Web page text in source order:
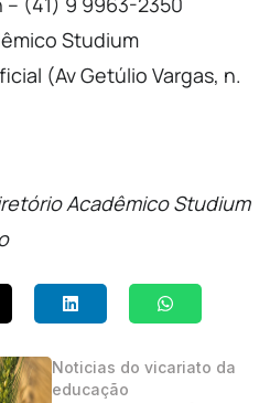
Studium
(Av Getúlio Vargas, n.
Acadêmico Studium
Noticias do vicariato da
educação